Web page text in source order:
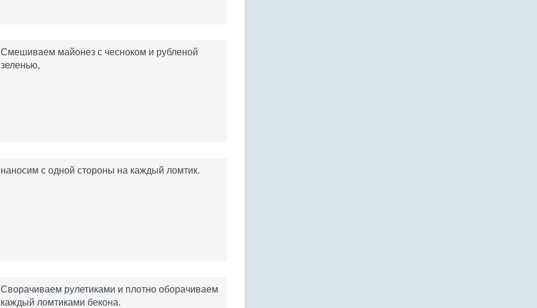
Смешиваем майонез с чесноком и рубленой
зеленью,
наносим с одной стороны на каждый ломтик.
Сворачиваем рулетиками и плотно оборачиваем
каждый ломтиками бекона.